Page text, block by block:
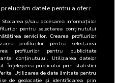
datele pentru a oferi:
și/sau accesarea informațiilor
pentru selectarea conținutului
serviciilor. Crearea profilurilor
profilurilor pentru selectarea
profilurilor pentru publicitate
conținutului. Utilizarea datelor
Înțelegerea publicului prin statistici
Utilizarea de date limitate pentru
de geolocație și identificarea prin